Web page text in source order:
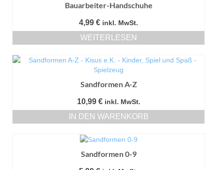
Bauarbeiter-Handschuhe
4,99 € inkl. MwSt.
WEITERLESEN
Sandformen A-Z
10,99 € inkl. MwSt.
IN DEN WARENKORB
Sandformen 0-9